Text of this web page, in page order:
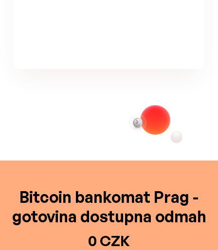
Bitcoin bankomat Prag -
gotovina dostupna odmah
0 CZK